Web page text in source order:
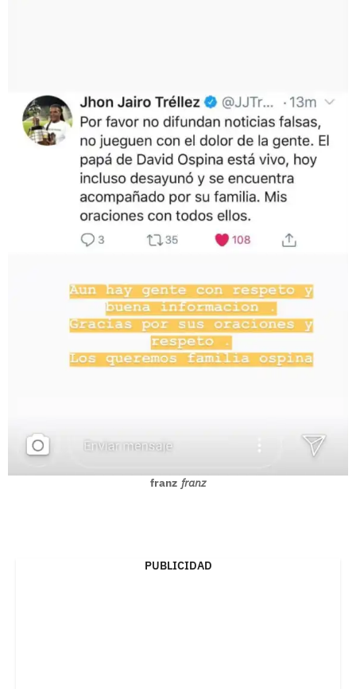
franz franz
PUBLICIDAD